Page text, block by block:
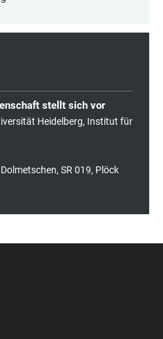
stellt sich vor
Heidelberg, Institut für
SR 019, Plöck